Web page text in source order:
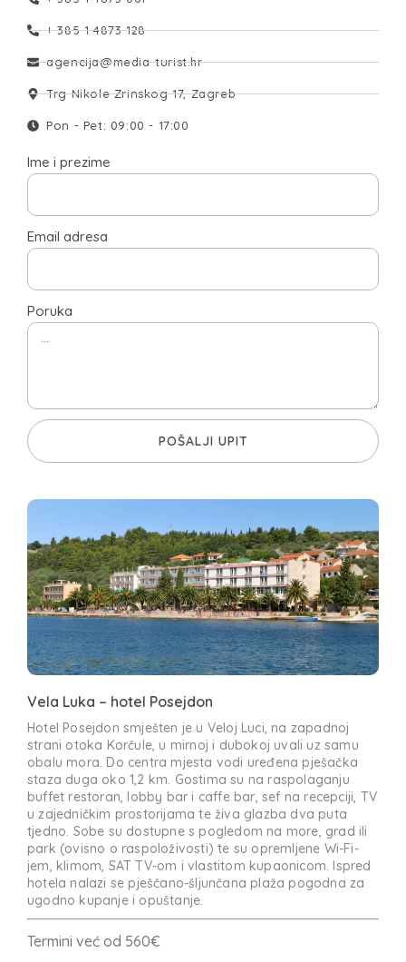
+ 385 1 4873 128
agencija@media-turist.hr
Trg Nikole Zrinskog 17, Zagreb
Pon - Pet: 09:00 - 17:00
Ime i prezime
Email adresa
Poruka
POŠALJI UPIT
Vela Luka – hotel Posejdon
Hotel Posejdon smješten je u Veloj Luci, na zapadnoj
strani otoka Korčule, u mirnoj i dubokoj uvali uz samu
obalu mora. Do centra mjesta vodi uređena pješačka
staza duga oko 1,2 km. Gostima su na raspolaganju
buffet restoran, lobby bar i caffe bar, sef na recepciji, TV
u zajedničkim prostorijama te živa glazba dva puta
tjedno. Sobe su dostupne s pogledom na more, grad ili
park (ovisno o raspoloživosti) te su opremljene Wi-Fi-
jem, klimom, SAT TV-om i vlastitom kupaonicom. Ispred
hotela nalazi se pješčano-šljunčana plaža pogodna za
ugodno kupanje i opuštanje.
Termini već od 560€